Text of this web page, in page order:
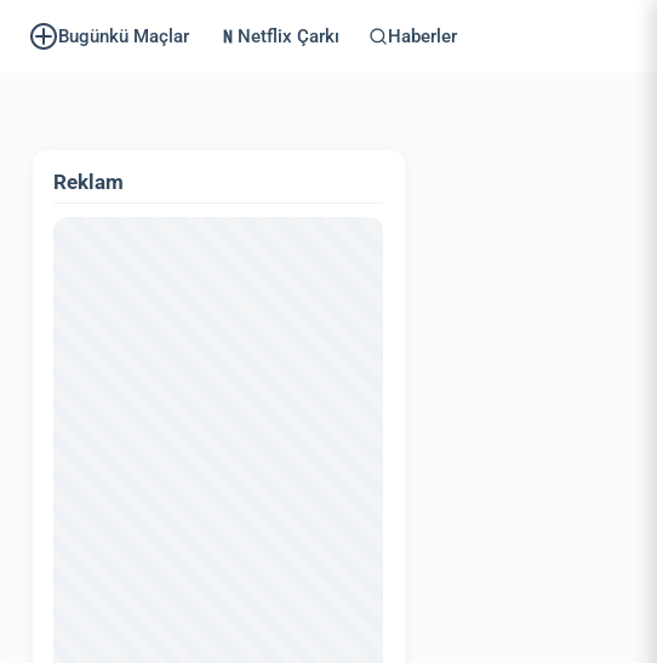
Bugünkü Maçlar Netflix Çarkı Haberler
Reklam